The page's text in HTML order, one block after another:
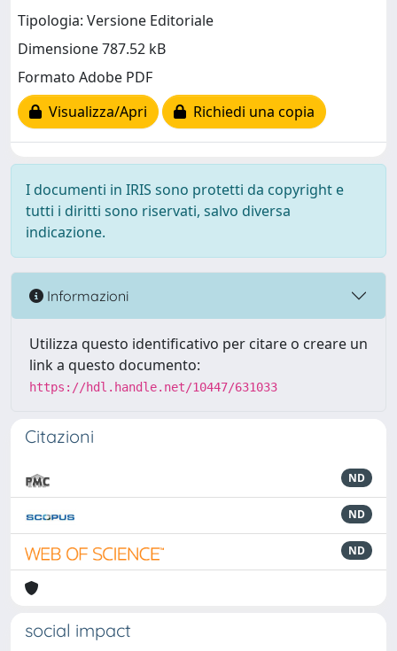
Tipologia: Versione Editoriale
Dimensione 787.52 kB
Formato Adobe PDF
Visualizza/Apri
Richiedi una copia
I documenti in IRIS sono protetti da copyright e
tutti i diritti sono riservati, salvo diversa
indicazione.
Informazioni
Utilizza questo identificativo per citare o creare un
link a questo documento:
https://hdl.handle.net/10447/631033
Citazioni
ND
ND
ND
social impact